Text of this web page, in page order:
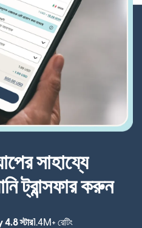
সাহায্যে
ট্রান্সফার করুন
স্টার1.4M+ রেটিং